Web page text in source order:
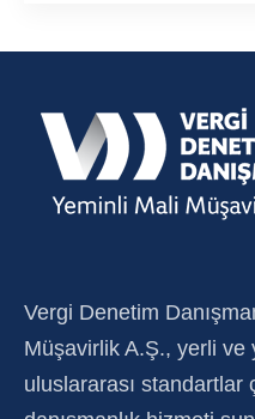
Vergi Denetim
Müşavirlik A.Ş., yerli ve
uluslararası